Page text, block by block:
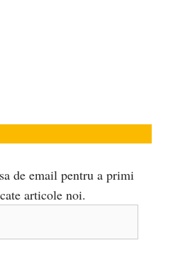
de email pentru a primi
articole noi.